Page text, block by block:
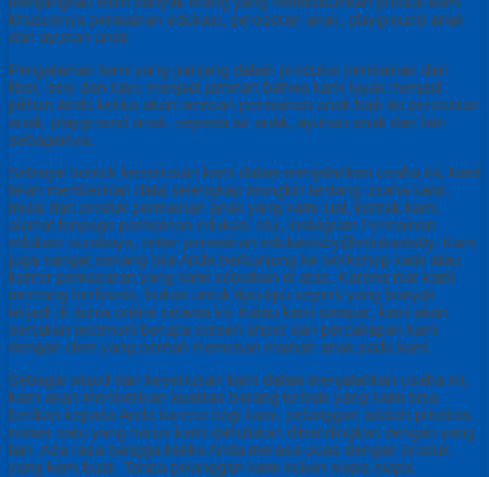
khususnya permainan edukasi, perosotan anak, playground anak
dan ayunan anak.
Pengalaman kami yang panjang dalam produksi permainan dari
fiber, besi dan kayu menjadi jaminan bahwa kami layak menjadi
pilihan Anda ketika akan mencari permainan anak baik itu perosotan
anak, playground anak, sepeda air anak, ayunan anak dan lain
sebagainya.
Sebagai bentuk keseriusan kami dalam menjalankan usaha ini, kami
telah memberikan data selengkap mungkin tentang usaha kami,
mulai dari produk permainan anak yang kami jual, kontak kami,
alamat fanpage permainan edukasi sby, instagram Permainan
edukasi surabaya, twiter permainan edukasisby@edukasisby. Kami
juga sangat senang bila Anda berkunjung ke workshop kami atau
kantor pemasaran yang kami sebutkan di atas. Karena niat kami
memang berbisnis, bukan untuk tipu-tipu seperti yang banyak
terjadi di dunia online selama ini. Kalau kami sempat, kami akan
sertakan testimoni berupa screen shoot dari percakapan kami
dengan clien yang pernah memesan mainan anak pada kami.
Sebagai wujud dari keseriusan kami dalam menjalankan usaha ini,
kami akan memberikan kualitas barang terbaik yang kami bisa
berikan kepada Anda karena bagi kami, pelanggan adalah prioritas
nomer satu yang harus kami dahulukan dibandingkan dengan yang
lain. Ada rasa bangga ketika Anda merasa puas dengan produk
yang kami buat. Tanpa pelanggan kami bukan siapa-siapa.